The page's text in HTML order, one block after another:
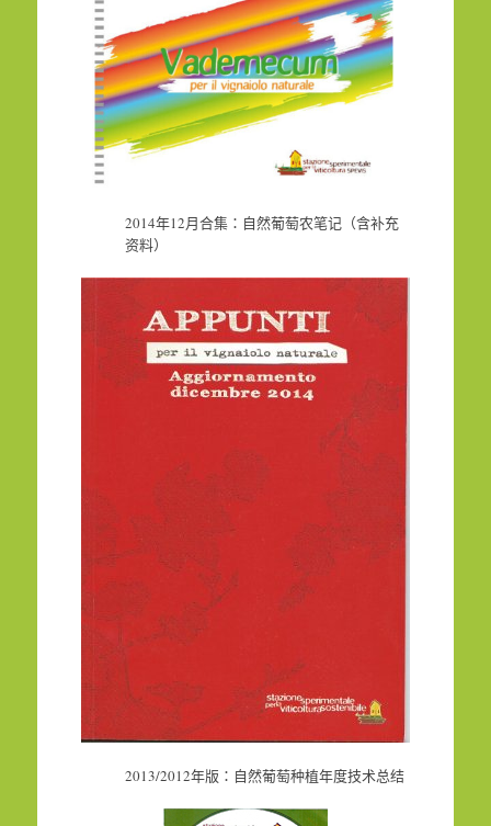
2014年12月合集：自然葡萄农笔记（含补充
资料）
2013/2012年版：自然葡萄种植年度技术总结